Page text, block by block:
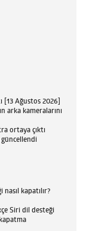
[13 Ağustos 2026]
arka kameralarını
ortaya çıktı
güncellendi
kapatılır?
Siri dil desteği